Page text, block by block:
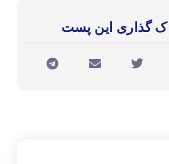
گذاری این پست